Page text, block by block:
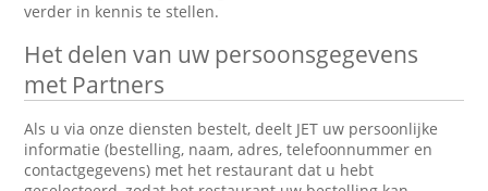
verder in kennis te stellen.
Het delen van uw persoonsgegevens
met Partners
Als u via onze diensten bestelt, deelt JET uw persoonlijke
informatie (bestelling, naam, adres, telefoonnummer en
contactgegevens) met het restaurant dat u hebt